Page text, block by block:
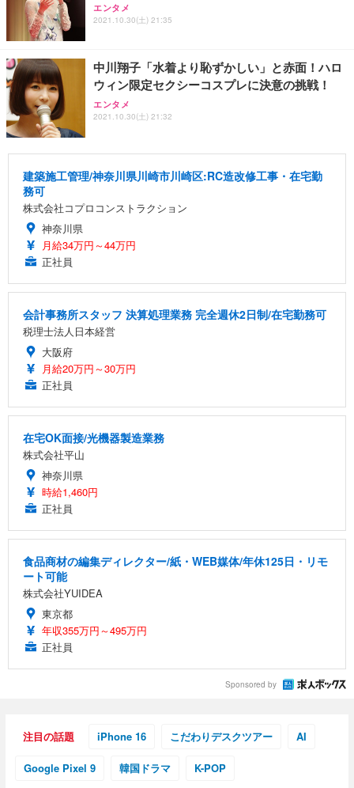
エンタメ
2021.10.30(土) 21:35
中川翔子「水着より恥ずかしい」と赤面！ハロ
ウィン限定セクシーコスプレに決意の挑戦！
エンタメ
2021.10.30(土) 21:32
建築施工管理/神奈川県川崎市川崎区:RC造改修工事・在宅勤
務可
株式会社コプロコンストラクション
神奈川県
月給34万円～44万円
正社員
会計事務所スタッフ 決算処理業務 完全週休2日制/在宅勤務可
税理士法人日本経営
大阪府
月給20万円～30万円
正社員
在宅OK面接/光機器製造業務
株式会社平山
神奈川県
時給1,460円
正社員
食品商材の編集ディレクター/紙・WEB媒体/年休125日・リモ
ート可能
株式会社YUIDEA
東京都
年収355万円～495万円
正社員
Sponsored by
注目の話題 iPhone 16 こだわりデスクツアー AI
Google Pixel 9 韓国ドラマ K-POP